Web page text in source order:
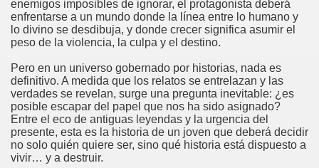
enemigos imposibles de ignorar, el protagonista deberá
enfrentarse a un mundo donde la línea entre lo humano y
lo divino se desdibuja, y donde crecer significa asumir el
peso de la violencia, la culpa y el destino.
Pero en un universo gobernado por historias, nada es
definitivo. A medida que los relatos se entrelazan y las
verdades se revelan, surge una pregunta inevitable: ¿es
posible escapar del papel que nos ha sido asignado?
Entre el eco de antiguas leyendas y la urgencia del
presente, esta es la historia de un joven que deberá decidir
no solo quién quiere ser, sino qué historia está dispuesto a
vivir… y a destruir.